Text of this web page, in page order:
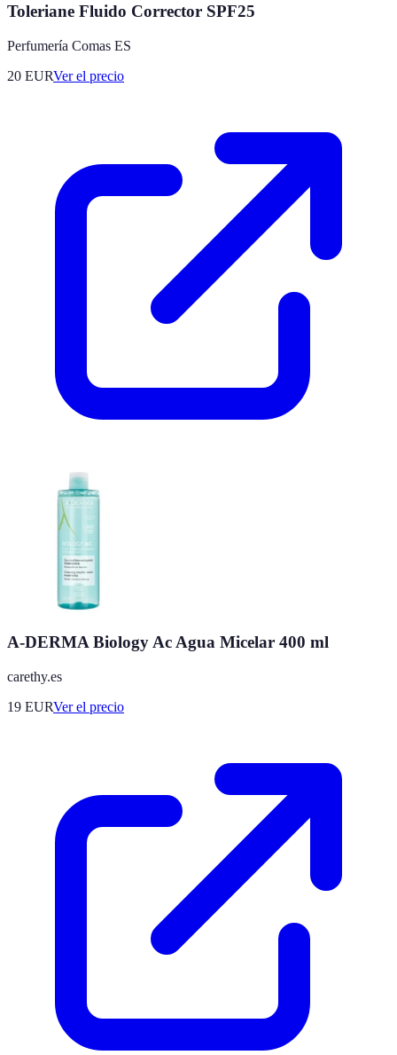
Toleriane Fluido Corrector SPF25
Perfumería Comas ES
20 EURVer el precio
A-DERMA Biology Ac Agua Micelar 400 ml
carethy.es
19 EURVer el precio